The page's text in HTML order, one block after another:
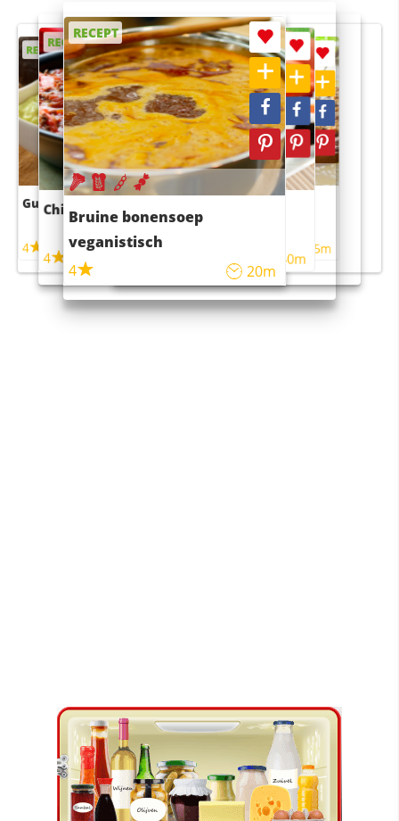
RECEPT
Guacamole
4
RECEPT
Chili con carne
4 45m
RECEPT
Bruine bonensoep
veganistisch
4
20m
RECEPT
Sushi rijstsalade
maaltijdsalade
40m
RECEPT
4 55m